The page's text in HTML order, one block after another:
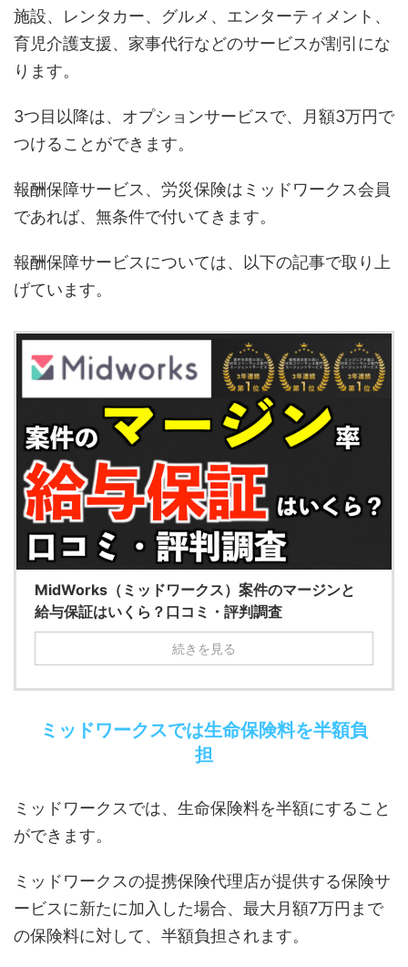
施設、レンタカー、グルメ、エンターティメント、
育児介護支援、家事代行などのサービスが割引にな
ります。
3つ目以降は、オプションサービスで、月額3万円で
つけることができます。
報酬保障サービス、労災保険はミッドワークス会員
であれば、無条件で付いてきます。
報酬保障サービスについては、以下の記事で取り上
げています。
MidWorks（ミッドワークス）案件のマージンと
給与保証はいくら？口コミ・評判調査
続きを見る
ミッドワークスでは生命保険料を半額負
担
ミッドワークスでは、生命保険料を半額にすること
ができます。
ミッドワークスの提携保険代理店が提供する保険サ
ービスに新たに加入した場合、最大月額7万円まで
の保険料に対して、半額負担されます。